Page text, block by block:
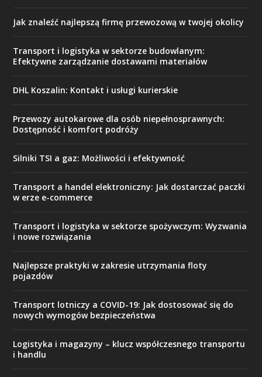
Jak znaleźć najlepszą firmę przewozową w twojej okolicy
Transport i logistyka w sektorze budowlanym:
Efektywne zarządzanie dostawami materiałów
DHL Koszalin: Kontakt i usługi kurierskie
Przewozy autokarowe dla osób niepełnosprawnych:
Dostępność i komfort podróży
Silniki TSI a gaz: Możliwości i efektywność
Transport a handel elektroniczny: Jak dostarczać paczki
w erze e-commerce
Transport i logistyka w sektorze spożywczym: Wyzwania
i nowe rozwiązania
Najlepsze praktyki w zakresie utrzymania floty
pojazdów
Transport lotniczy a COVID-19: Jak dostosować się do
nowych wymogów bezpieczeństwa
Logistyka i magazyny – klucz współczesnego transportu
i handlu